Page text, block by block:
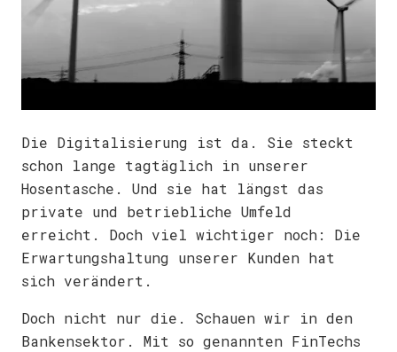
Die Digitalisierung ist da. Sie steckt
schon lange tagtäglich in unserer
Hosentasche. Und sie hat längst das
private und betriebliche Umfeld
erreicht. Doch viel wichtiger noch: Die
Erwartungshaltung unserer Kunden hat
sich verändert.
Doch nicht nur die. Schauen wir in den
Bankensektor. Mit so genannten FinTechs